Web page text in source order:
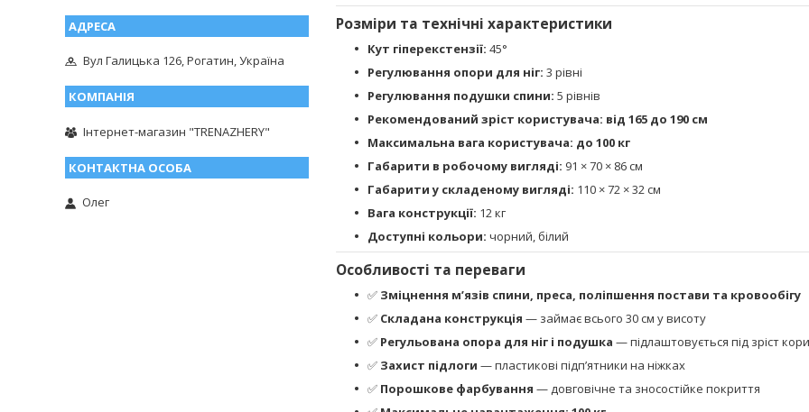
Розміри та технічні характеристики
Кут гіперекстензії: 45°
Регулювання опори для ніг: 3 рівні
Регулювання подушки спини: 5 рівнів
Рекомендований зріст користувача: від 165 до 190 см
Максимальна вага користувача: до 100 кг
Габарити в робочому вигляді: 91 × 70 × 86 см
Габарити у складеному вигляді: 110 × 72 × 32 см
Вага конструкції: 12 кг
Доступні кольори: чорний, білий
Особливості та переваги
✅ Зміцнення м’язів спини, преса, поліпшення постави та кровообігу
✅ Складана конструкція — займає всього 30 см у висоту
✅ Регульована опора для ніг і подушка — підлаштовується під зріст
✅ Захист підлоги — пластикові підп’ятники на ніжках
✅ Порошкове фарбування — довговічне та зносостійке покриття
Вул Галицька 126, Рогатин, Україна
Інтернет-магазин "TRENAZHERY"
Олег